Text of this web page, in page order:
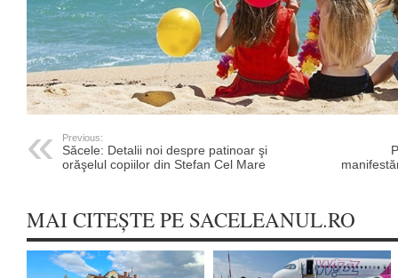
Previous:
Săcele: Detalii noi despre patinoar şi
orăşelul copiilor din Stefan Cel Mare
MAI CITEȘTE PE SACELEANUL.RO